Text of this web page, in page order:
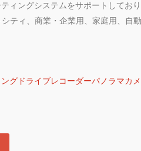
ィングシステムをサポートしてお
ティ、商業・企業用、家庭用、自
グドライブレコーダーパノラマカ